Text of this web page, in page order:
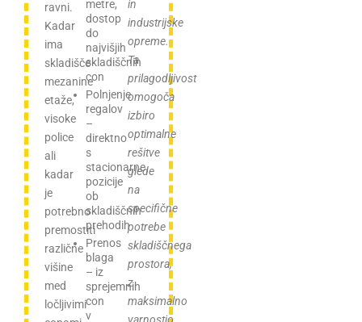
ravni.
Kadar
ima
skladišče
mezanine
etaže,
visoke
police
ali
kadar
je
potrebno
premostiti
različne
višine
med
ločljivimi
metre,
dostop
do
najvišjih
skladiščnih
con
Polnjenje
regalov
–
direktno
s
stacionarne
pozicije
ob
skladiščnih
prehodih
Prenos
blaga
– iz
sprejemnih
con
v
in
industrijske
opreme.
Ta
prilagodljivost
omogoča
izbiro
optimalne
rešitve
glede
na
specifične
potrebe
skladiščnega
prostora,
z
maksimalno